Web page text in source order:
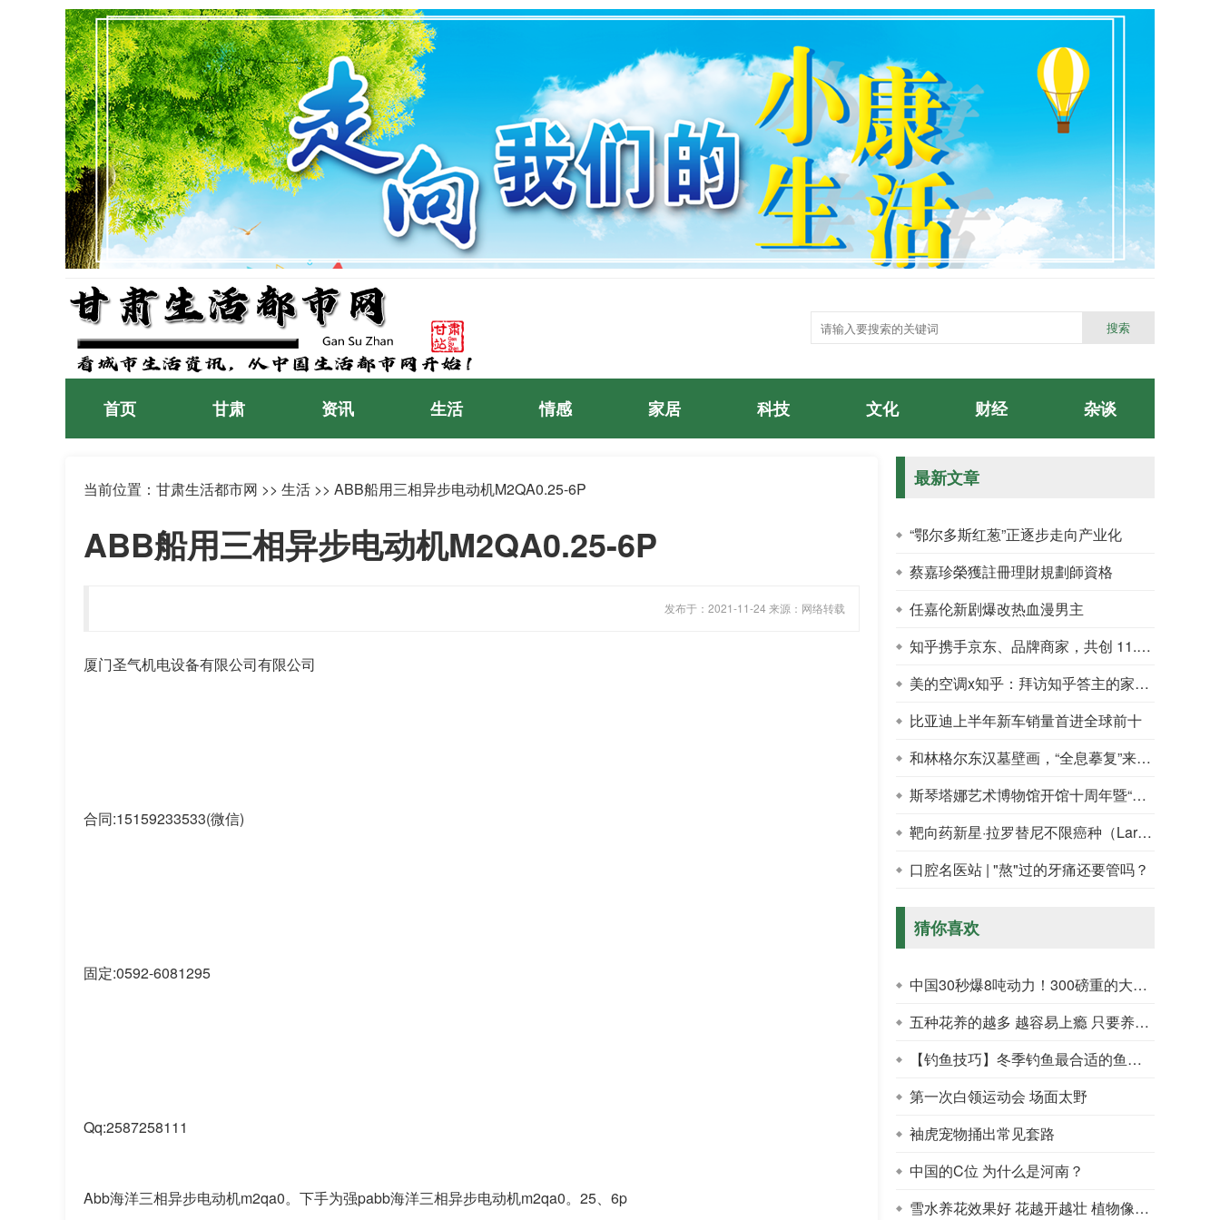
首页 甘肃 资讯 生活 情感 家居 科技 文化 财经 杂谈
当前位置： 甘肃生活都市网 >> 生活 >> ABB船用三相异步电动机M2QA0.25-6P
ABB船用三相异步电动机M2QA0.25-6P
发布于：2021-11-24 来源：网络转载
厦门圣气机电设备有限公司有限公司
合同:15159233533(微信)
固定:0592-6081295
Qq:2587258111
Abb海洋三相异步电动机m2qa0。下手为强pabb海洋三相异步电动机m2qa0。25、6p
最新文章
“鄂尔多斯红葱”正逐步走向产业化
蔡嘉珍榮獲註冊理財規劃師資格
任嘉伦新剧爆改热血漫男主
知乎携手京东、品牌商家，共创 11.11 家电家居消费指南
美的空调x知乎：拜访知乎答主的家，体验新职人的理想家居
比亚迪上半年新车销量首进全球前十
和林格尔东汉墓壁画，“全息摹复”来到上海
斯琴塔娜艺术博物馆开馆十周年暨“追梦大草原”香港大学生内蒙古暑期实习活动10周年双庆“中华优秀传统文化传承创新论坛”启幕
靶向药新星·拉罗替尼不限癌种（Larotrectinib，LOXO-101）
口腔名医站 | "熬"过的牙痛还要管吗？
猜你喜欢
中国30秒爆8吨动力！300磅重的大力士看得目瞪口呆
五种花养的越多 越容易上瘾 只要养一盆 就无法自拔
【钓鱼技巧】冬季钓鱼最合适的鱼竿是多长 有什么技巧可以钓到大鱼
第一次白领运动会 场面太野
袖虎宠物捅出常见套路
中国的C位 为什么是河南？
雪水养花效果好 花越开越壮 植物像小树